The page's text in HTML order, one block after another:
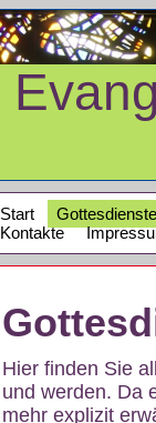
Start Gottesdienste
Kontakte
Hier finden Sie
und werden. Da
mehr explizit